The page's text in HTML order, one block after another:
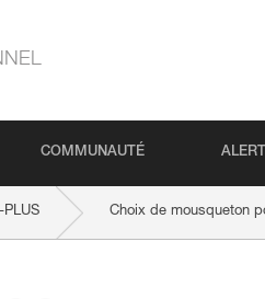
COMMUNAUTÉ
PLUS Choix de mousqueton